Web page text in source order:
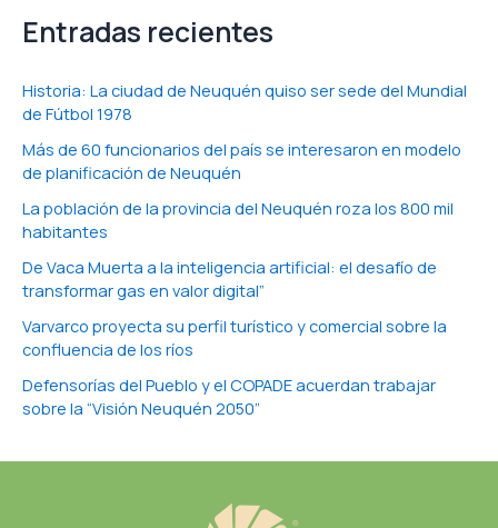
Entradas recientes
Historia: La ciudad de Neuquén quiso ser sede del Mundial
de Fútbol 1978
Más de 60 funcionarios del país se interesaron en modelo
de planificación de Neuquén
La población de la provincia del Neuquén roza los 800 mil
habitantes
De Vaca Muerta a la inteligencia artificial: el desafío de
transformar gas en valor digital”
Varvarco proyecta su perfil turístico y comercial sobre la
confluencia de los ríos
Defensorías del Pueblo y el COPADE acuerdan trabajar
sobre la “Visión Neuquén 2050”